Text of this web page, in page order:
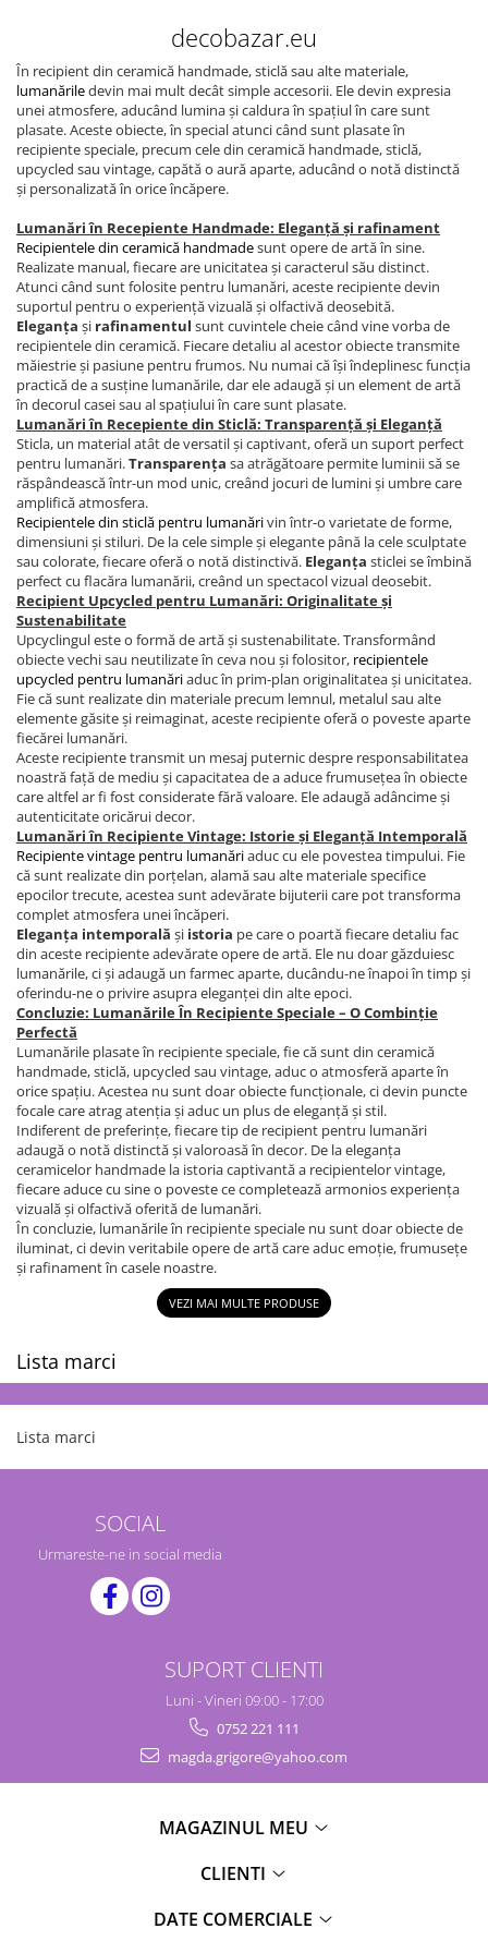
decobazar.eu
În recipient din ceramică handmade, sticlă sau alte materiale,
lumanăriledevin mai mult decât simple accesorii. Ele devin expresia
unei atmosfere, aducând lumina și caldura în spațiul în care sunt
plasate. Aceste obiecte, în special atunci când sunt plasate în
recipiente speciale, precum cele din ceramică handmade, sticlă,
upcycled sau vintage, capătă o aură aparte, aducând o notă distinctă
și personalizată în orice încăpere.
Lumanări în Recepiente Handmade: Eleganță și rafinament
Recipientele din ceramică handmadesunt opere de artă în sine.
Realizate manual, fiecare are unicitatea și caracterul său distinct.
Atunci când sunt folosite pentru lumanări, aceste recipiente devin
suportul pentru o experiență vizuală și olfactivă deosebită.
Eleganța și rafinamentul sunt cuvintele cheie când vine vorba de
recipientele din ceramică. Fiecare detaliu al acestor obiecte transmite
măiestrie și pasiune pentru frumos. Nu numai că își îndeplinesc funcția
practică de a susține lumanările, dar ele adaugă și un element de artă
în decorul casei sau al spațiului în care sunt plasate.
Lumanări în Recepiente din Sticlă: Transparență și Eleganță
Sticla, un material atât de versatil și captivant, oferă un suport perfect
pentru lumanări.Transparența sa atrăgătoare permite luminii să se
răspândească într-un mod unic, creând jocuri de lumini și umbre care
amplifică atmosfera.
Recipientele din sticlă pentru lumanărivin într-o varietate de forme,
dimensiuni și stiluri. De la cele simple și elegante până la cele sculptate
sau colorate, fiecare oferă o notă distinctivă. Eleganța sticlei se îmbină
perfect cu flacăra lumanării, creând un spectacol vizual deosebit.
Recipient Upcycled pentru Lumanări: Originalitate și
Sustenabilitate
Upcyclingul este o formă de artă și sustenabilitate. Transformând
obiecte vechi sau neutilizate în ceva nou și folositor, recipientele
upcycled pentru lumanăriaduc în prim-plan originalitatea și unicitatea.
Fie că sunt realizate din materiale precum lemnul, metalul sau alte
elemente găsite și reimaginat, aceste recipiente oferă o poveste aparte
fiecărei lumanări.
Aceste recipiente transmit un mesaj puternic despre responsabilitatea
noastră față de mediu și capacitatea de a aduce frumusețea în obiecte
care altfel ar fi fost considerate fără valoare. Ele adaugă adâncime și
autenticitate oricărui decor.
Lumanări în Recipiente Vintage: Istorie și Eleganță Intemporală
Recipiente vintage pentru lumanăriaduc cu ele povestea timpului. Fie
că sunt realizate din porțelan, alamă sau alte materiale specifice
epocilor trecute, acestea sunt adevărate bijuterii care pot transforma
complet atmosfera unei încăperi.
Eleganța intemporală și istoria pe care o poartă fiecare detaliu fac
din aceste recipiente adevărate opere de artă. Ele nu doar găzduiesc
lumanările, ci și adaugă un farmec aparte, ducându-ne înapoi în timp și
oferindu-ne o privire asupra eleganței din alte epoci.
Concluzie: Lumanările În Recipiente Speciale – O Combinție
Perfectă
Lumanările plasate în recipiente speciale, fie că sunt din ceramică
handmade, sticlă, upcycled sau vintage, aduc o atmosferă aparte în
orice spațiu. Acestea nu sunt doar obiecte funcționale, ci devin puncte
focale care atrag atenția și aduc un plus de eleganță și stil.
Indiferent de preferințe, fiecare tip de recipient pentru lumanări
adaugă o notă distinctă și valoroasă în decor. De la eleganța
ceramicelor handmade la istoria captivantă a recipientelor vintage,
fiecare aduce cu sine o poveste ce completează armonios experiența
vizuală și olfactivă oferită de lumanări.
În concluzie, lumanările în recipiente speciale nu sunt doar obiecte de
iluminat, ci devin veritabile opere de artă care aduc emoție, frumusețe
și rafinament în casele noastre.
VEZI MAI MULTE PRODUSE
Lista marci
Lista marci
SOCIAL
Urmareste-ne in social media
SUPORT CLIENTI
Luni - Vineri 09:00 - 17:00
0752 221 111
magda.grigore@yahoo.com
MAGAZINUL MEU
CLIENTI
DATE COMERCIALE